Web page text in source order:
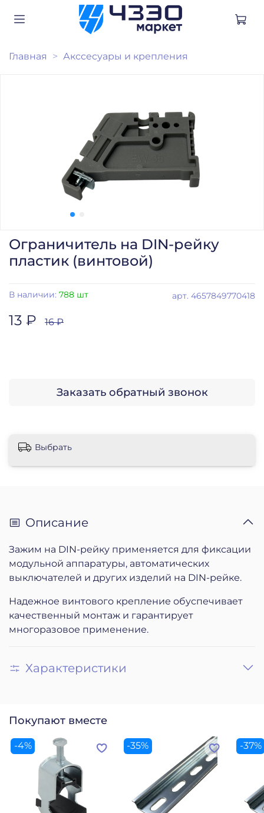
Главная Акссесуары и крепления
арт. 4657849770418
В наличии: 788 шт
Ограничитель на DIN-рейку
пластик (винтовой)
13 ₽ 16 ₽
Заказать обратный звонок
Выбрать
Описание
Зажим на DIN-рейку применяется для фиксации
модульной аппаратуры, автоматических
выключателей и других изделий на DIN-рейке.
Надежное винтового крепление обуспечивает
качественный монтаж и гарантирует
многоразовое применение.
Характеристики
Покупают вместе
-4% -35% -37%